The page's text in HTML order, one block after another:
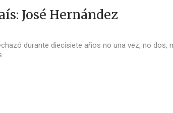
José Hernández
durante diecisiete años no una vez, no dos,